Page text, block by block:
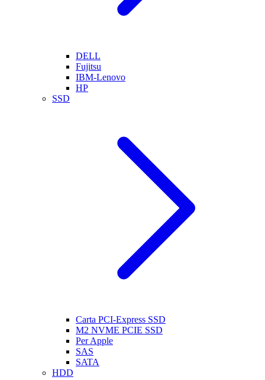
DELL
Fujitsu
IBM-Lenovo
HP
SSD
Carta PCI-Express SSD
M2 NVME PCIE SSD
Per Apple
SAS
SATA
HDD